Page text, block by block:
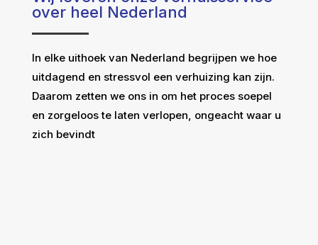
over heel Nederland
In elke uithoek van Nederland begrijpen we hoe
uitdagend en stressvol een verhuizing kan zijn.
Daarom zetten we ons in om het proces soepel
en zorgeloos te laten verlopen, ongeacht waar u
zich bevindt